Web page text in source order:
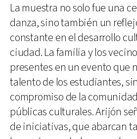
La muestra no solo fue una
danza, sino también un
constante en el desarrollo
ciudad. La familia y los
presentes en un evento que
talento de los estudiantes,
compromiso de la
públicas culturales. Arijón
de iniciativas, que abarcan